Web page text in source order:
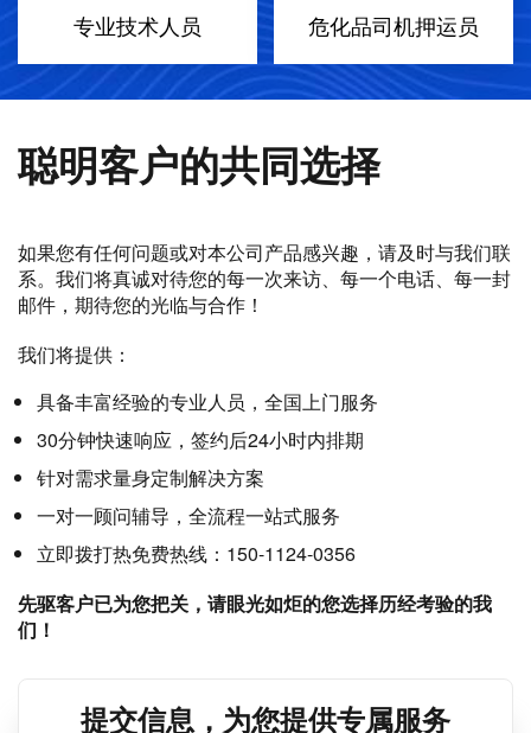
专业技术人员 危化品司机押运员
聪明客户的共同选择
如果您有任何问题或对本公司产品感兴趣，请及时与我们联
系。我们将真诚对待您的每一次来访、每一个电话、每一封
邮件，期待您的光临与合作！
我们将提供：
具备丰富经验的专业人员，全国上门服务
30分钟快速响应，签约后24小时内排期
针对需求量身定制解决方案
一对一顾问辅导，全流程一站式服务
立即拨打热免费热线：150-1124-0356
先驱客户已为您把关，请眼光如炬的您选择历经考验的我
们！
提交信息，为您提供专属服务